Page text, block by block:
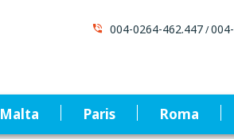
004-0264-462.447/
Malta Paris Roma